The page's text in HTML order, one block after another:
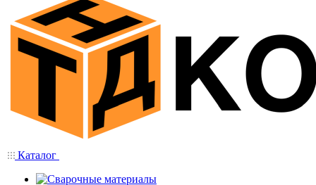
Каталог